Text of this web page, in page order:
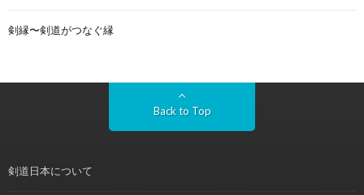
剣縁〜剣道がつなぐ縁
Back to Top
剣道日本について